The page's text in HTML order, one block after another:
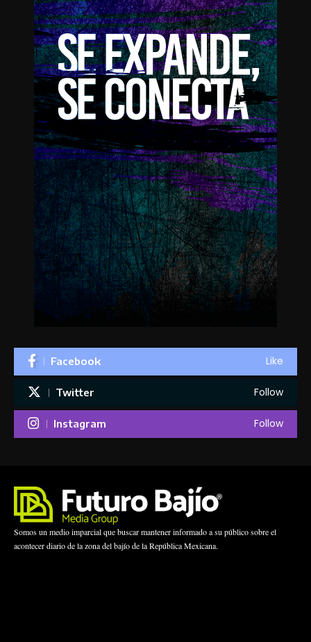
Facebook Like
Twitter Follow
Instagram Follow
Somos un medio imparcial que buscar mantener informado a su público sobre el
acontecer diario de la zona del bajío de la República Mexicana.